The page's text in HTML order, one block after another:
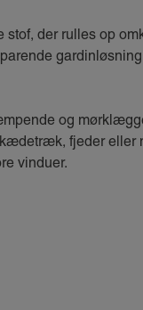
der rulles op
og
fjeder eller
vinduer.